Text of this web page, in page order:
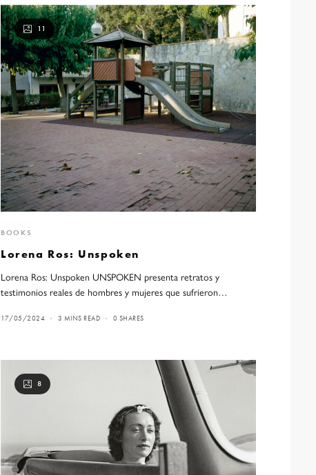
11
BOOKS
Lorena Ros: Unspoken
Lorena Ros: Unspoken UNSPOKEN presenta retratos y
testimonios reales de hombres y mujeres que sufrieron…
17/05/2024 3 MINS READ 0 SHARES
8